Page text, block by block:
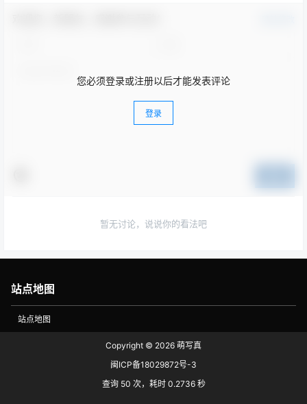
您必须登录或注册以后才能发表评论
登录
暂无讨论，说说你的看法吧
站点地图
站点地图
Copyright © 2026 萌写真
闽ICP备18029872号-3
查询 50 次，耗时 0.2736 秒